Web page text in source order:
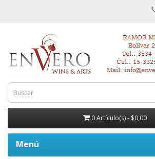
0 Artículo(s) - $0,00
Menú